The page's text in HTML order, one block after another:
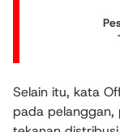
Selain itu, kata
pada pelanggan,